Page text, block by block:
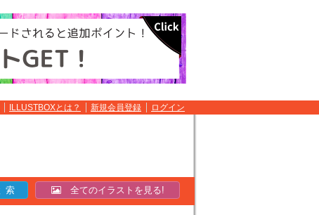
ILLUSTBOXとは？ 新規会員登録 ログイン
全てのイラストを見る!